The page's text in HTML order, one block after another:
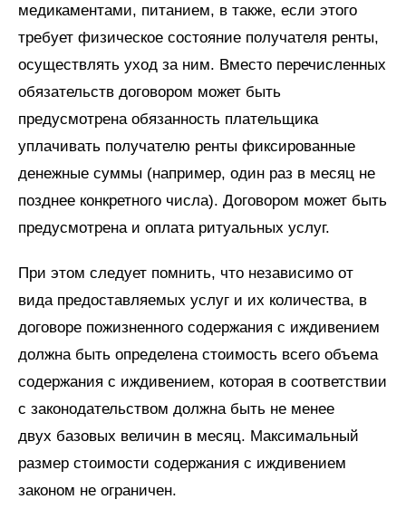
медикаментами, питанием, в также, если этого
требует физическое состояние получателя ренты,
осуществлять уход за ним. Вместо перечисленных
обязательств договором может быть
предусмотрена обязанность плательщика
уплачивать получателю ренты фиксированные
денежные суммы (например, один раз в месяц не
позднее конкретного числа). Договором может быть
предусмотрена и оплата ритуальных услуг.
При этом следует помнить, что независимо от
вида предоставляемых услуг и их количества, в
договоре пожизненного содержания с иждивением
должна быть определена стоимость всего объема
содержания с иждивением, которая в соответствии
с законодательством должна быть не менее
двух базовых величин в месяц. Максимальный
размер стоимости содержания с иждивением
законом не ограничен.